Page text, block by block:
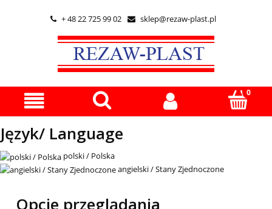
 + 48 22 725 99 02  sklep@rezaw-plast.pl
Język/ Language
polski / Polska
angielski / Stany Zjednoczone
Opcje przeglądania